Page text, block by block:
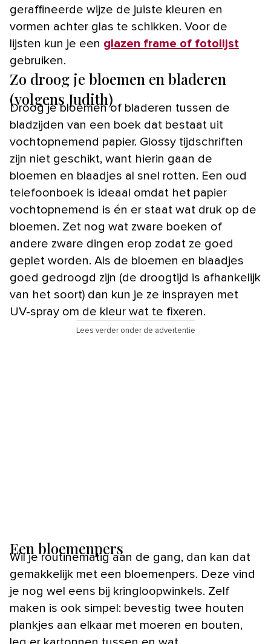
geraffineerde wijze de juiste kleuren en
vormen achter glas te schikken. Voor de
lijsten kun je een glazen frame of fotolijst
gebruiken.
Zo droog je bloemen en bladeren
(volgens Judith)
Droog je bloemen of bladeren tussen de
bladzijden van een boek dat bestaat uit
vochtopnemend papier. Glossy tijdschriften
zijn niet geschikt, want hierin gaan de
bloemen en blaadjes al snel rotten. Een oud
telefoonboek is ideaal omdat het papier
vochtopnemend is én er staat wat druk op de
bloemen. Zet nog wat zware boeken of
andere zware dingen erop zodat ze goed
geplet worden. Als de bloemen en blaadjes
goed gedroogd zijn (de droogtijd is afhankelijk
van het soort) dan kun je ze insprayen met
UV-spray om de kleur wat te fixeren.
Lees verder onder de advertentie
Een bloemenpers
Wil je routinematig aan de gang, dan kan dat
gemakkelijk met een bloemenpers. Deze vind
je nog wel eens bij kringloopwinkels. Zelf
maken is ook simpel: bevestig twee houten
plankjes aan elkaar met moeren en bouten,